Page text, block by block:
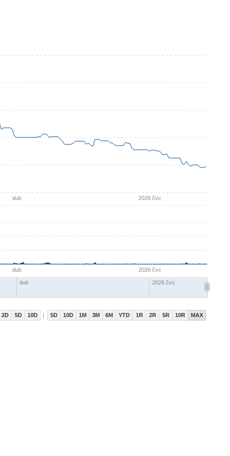
2026 čvc
dub
2026 čvc
dub
2026 čvc
dub
2D 5D 10D | 5D 10D 1M 3M 6M YTD 1R 2R 5R 10R MAX